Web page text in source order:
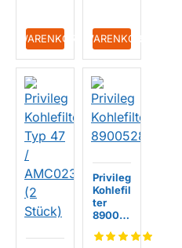
+ WARENKORB+ WARENKORB
Privileg
Kohlefil
ter
89005